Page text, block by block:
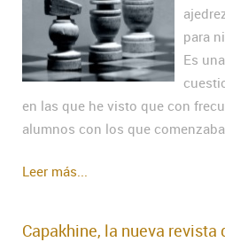
para
Es
en las que he visto que con
alumnos con los que comenzaba
Leer más...
Capakhine, la nueva revista